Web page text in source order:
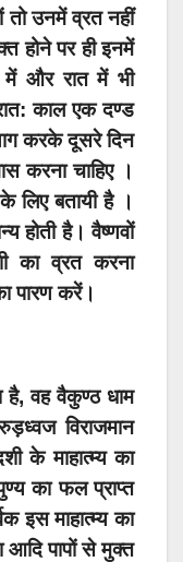
तो उनमें व्रत नहीं
होने पर ही इनमें
में और रात में भी
काल एक दण्ड
करके दूसरे दिन
करना चाहिए ।
लिए बतायी है ।
होती है। वैष्णवों
का व्रत करना
पारण करें।
है, वह वैकुण्ठ धाम
विराजमान
के माहात्म्यका
का फल प्राप्त
इस माहात्म्य का
आदि पापों से मुक्त